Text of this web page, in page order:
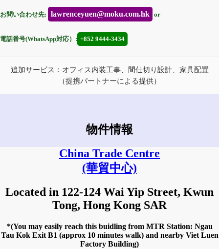
お問い合わせ先: lawrenceyuen@moku.com.hk or
電話番号(WhatsApp対応）: +852 9444-3434
追加サービス：オフィス内装工事、間仕切り設計、家具配置
（提携パートナーによる提供）
物件情報
China Trade Centre
(華貿中心)
Located in 122-124 Wai Yip Street, Kwun
Tong, Hong Kong SAR
*(You may easily reach this buidling from MTR Station: Ngau
Tau Kok Exit B1 (approx 10 minutes walk) and nearby Viet Luen
Factory Building)